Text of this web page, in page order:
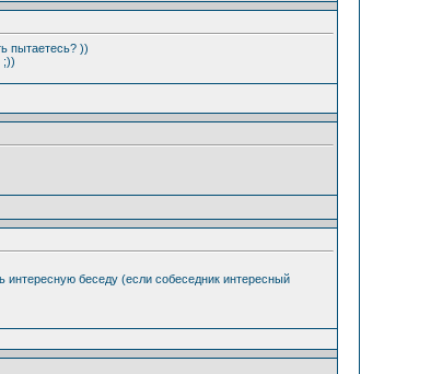
пытаетесь? ))
;))
интересную беседу (если собеседник интересный